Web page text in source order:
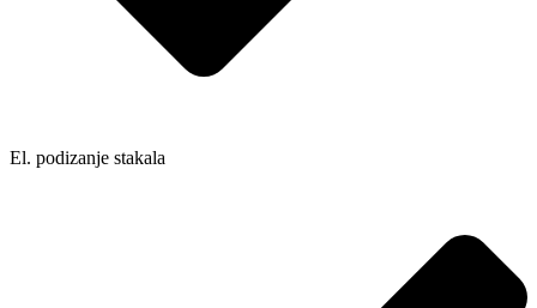
El. podizanje stakala